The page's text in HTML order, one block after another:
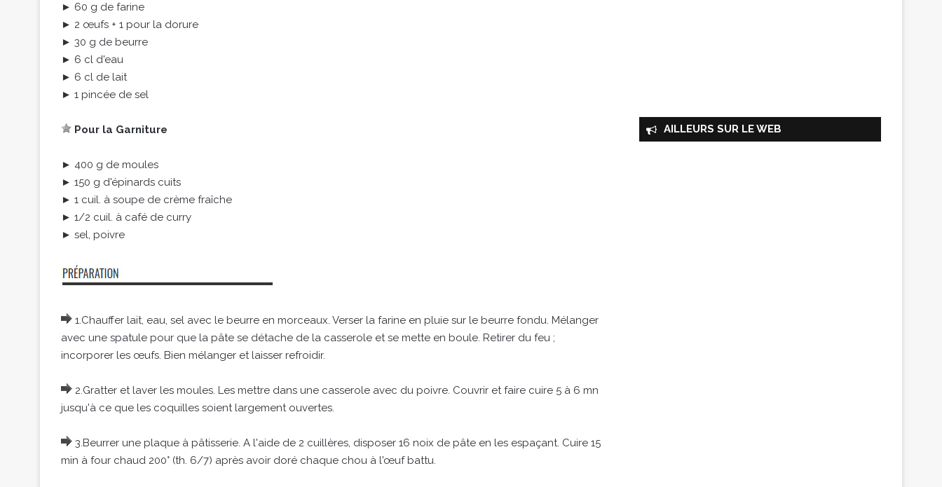
► 60 g de farine
► 2 œufs + 1 pour la dorure
► 30 g de beurre
► 6 cl d'eau
► 6 cl de lait
► 1 pincée de sel
Pour la Garniture
► 400 g de moules
► 150 g d'épinards cuits
► 1 cuil. à soupe de crème fraîche
► 1/2 cuil. à café de curry
► sel, poivre
1.Chauffer lait, eau, sel avec le beurre en morceaux. Verser la farine en pluie sur le beurre fondu. Mélanger
avec une spatule pour que la pâte se détache de la casserole et se mette en boule. Retirer du feu ;
incorporer les œufs. Bien mélanger et laisser refroidir.
2.Gratter et laver les moules. Les mettre dans une casserole avec du poivre. Couvrir et faire cuire 5 à 6 mn
jusqu'à ce que les coquilles soient largement ouvertes.
3.Beurrer une plaque à pâtisserie. A l'aide de 2 cuillères, disposer 16 noix de pâte en les espaçant. Cuire 15
min à four chaud 200° (th. 6/7) après avoir doré chaque chou à l'œuf battu.
AILLEURS SUR LE WEB